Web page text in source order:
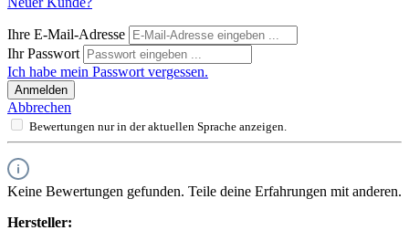
Ihre E-Mail-Adresse
Ihr Passwort
Ich habe mein Passwort vergessen.
Anmelden
Abbrechen
Bewertungen nur in der aktuellen Sprache anzeigen.
Keine Bewertungen gefunden. Teile deine Erfahrungen mit anderen.
Hersteller: